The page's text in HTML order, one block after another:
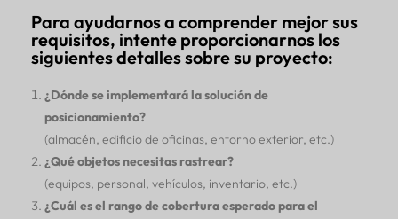
Para ayudarnos a comprender mejor sus
requisitos, intente proporcionarnos los
siguientes detalles sobre su proyecto:
¿Dónde se implementará la solución de
posicionamiento?
(almacén, edificio de oficinas, entorno exterior, etc.)
¿Qué objetos necesitas rastrear?
(equipos, personal, vehículos, inventario, etc.)
¿Cuál es el rango de cobertura esperado para el